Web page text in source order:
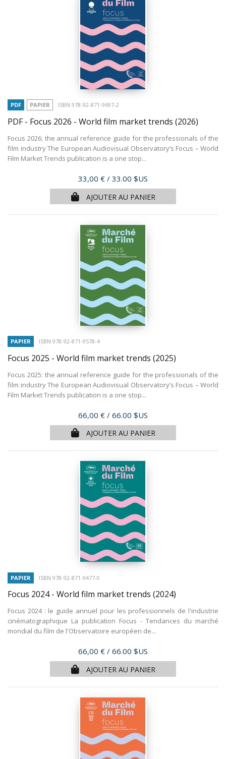
PDF PAPIER ISBN 978-92-871-9697-2
PDF - Focus 2026 - World film market trends (2026)
Focus 2026: the annual reference guide for the professionals of the
film industry The European Audiovisual Observatory’s Focus – World
Film Market Trends publication is a one stop...
Prix
33,00 € / 33.00 $US
AJOUTER AU PANIER
PAPIER ISBN 978-92-871-9578-4
Focus 2025 - World film market trends (2025)
Focus 2025: the annual reference guide for the professionals of the
film industry The European Audiovisual Observatory’s Focus – World
Film Market Trends publication is a one stop...
Prix
66,00 € / 66.00 $US
AJOUTER AU PANIER
PAPIER ISBN 978-92-871-9477-0
Focus 2024 - World film market trends (2024)
Focus 2024 : le guide annuel pour les professionnels de l'industrie
cinématographique La publication Focus - Tendances du marché
mondial du film de l'Observatoire européen de...
Prix
66,00 € / 66.00 $US
AJOUTER AU PANIER